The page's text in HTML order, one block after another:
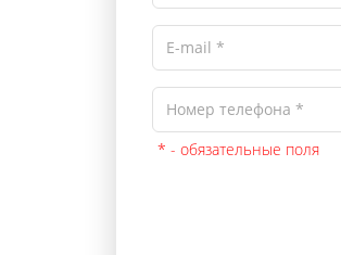
* - обязательные поля